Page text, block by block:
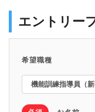
エントリー
希望職種